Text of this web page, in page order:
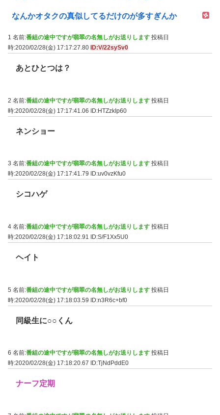
なんかオタクの真似してるだけのが多すぎんか
1 名前:番組の途中ですが翡翠の名無しがお送りします 投稿日
時:2020/02/28(金) 17:17:27.80 ID:V/22sySv0
あとひとつは？
2 名前:番組の途中ですが翡翠の名無しがお送りします 投稿日
時:2020/02/28(金) 17:17:41.06 ID:HTZzkIp60
ネンショー
3 名前:番組の途中ですが翡翠の名無しがお送りします 投稿日
時:2020/02/28(金) 17:17:41.79
ID:uv0vzKfu0
シコハゲ
4 名前:番組の途中ですが翡翠の名無しがお送りします 投稿日
時:2020/02/28(金) 17:18:02.91
ID:S/F1Xx5U0
ヘイト
5 名前:番組の途中ですが翡翠の名無しがお送りします 投稿日
時:2020/02/28(金) 17:18:03.59 ID:n3R6c+bf0
同級生に○○くん
6 名前:番組の途中ですが翡翠の名無しがお送りします 投稿日
時:2020/02/28(金) 17:18:20.67
ID:TjNdPddE0
ナーフ定期